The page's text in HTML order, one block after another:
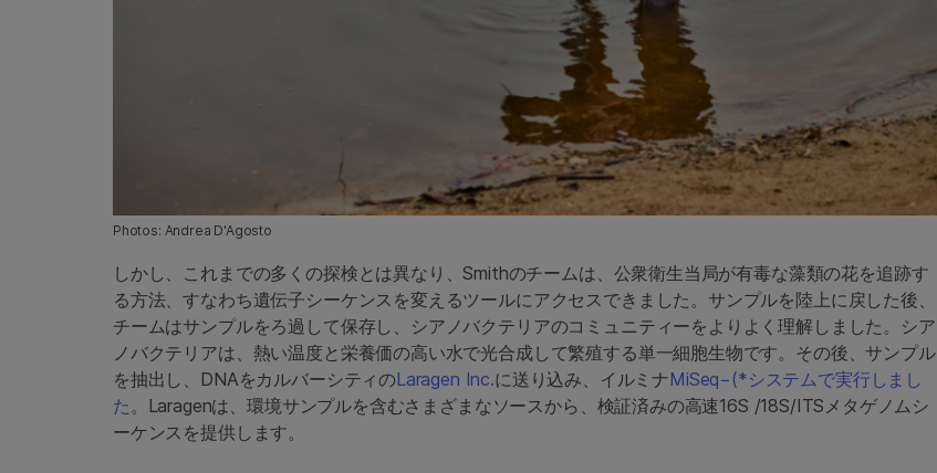
Photos: Andrea D'Agosto
しかし、これまでの多くの探検とは異なり、Smithのチームは、公衆衛生当局が有毒な藻類の花を追跡す
る方法、すなわち遺伝子シーケンスを変えるツールにアクセスできました。サンプルを陸上に戻した後、
チームはサンプルをろ過して保存し、シアノバクテリアのコミュニティーをよりよく理解しました。シア
ノバクテリアは、熱い温度と栄養価の高い水で光合成して繁殖する単一細胞生物です。その後、サンプル
を抽出し、DNAをカルバーシティのLaragen Inc.に送り込み、イルミナMiSeq−(*システムで実行しまし
た。Laragenは、環境サンプルを含むさまざまなソースから、検証済みの高速16S /18S/ITSメタゲノムシ
ーケンスを提供します。